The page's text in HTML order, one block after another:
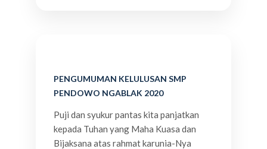
PENGUMUMAN KELULUSAN SMP
PENDOWO NGABLAK 2020
Puji dan syukur pantas kita panjatkan
kepada Tuhan yang Maha Kuasa dan
Bijaksana atas rahmat karunia-Nya